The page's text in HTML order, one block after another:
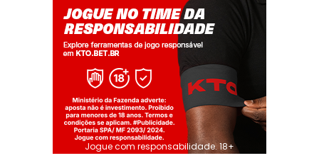
Jogue com responsabilidade. 18+